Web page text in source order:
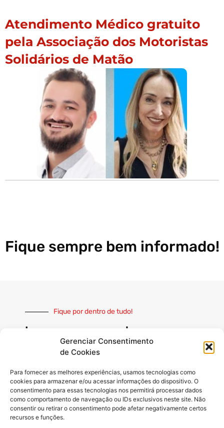
Gerenciar Consentimento
de Cookies
Para fornecer as melhores experiências, usamos tecnologias como
cookies para armazenar e/ou acessar informações do dispositivo. O
consentimento para essas tecnologias nos permitirá processar dados
como comportamento de navegação ou IDs exclusivos neste site. Não
consentir ou retirar o consentimento pode afetar negativamente certos
recursos e funções.
Atendimento Médico gratuito
pela Associação dos Motoristas
Solidários de Matão
Fique sempre bem informado!
Fique por dentro de tudo!
Inscreva-se e receba nossas
notícias sempre atualizadas
INSCREVER